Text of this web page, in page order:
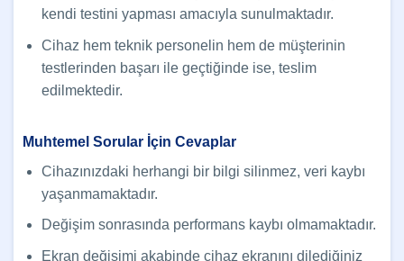
kendi testini yapması amacıyla sunulmaktadır.
Cihaz hem teknik personelin hem de müşterinin
testlerinden başarı ile geçtiğinde ise, teslim
edilmektedir.
Muhtemel Sorular İçin Cevaplar
Cihazınızdaki herhangi bir bilgi silinmez, veri kaybı
yaşanmamaktadır.
Değişim sonrasında performans kaybı olmamaktadır.
Ekran değişimi akabinde cihaz ekranını dilediğiniz